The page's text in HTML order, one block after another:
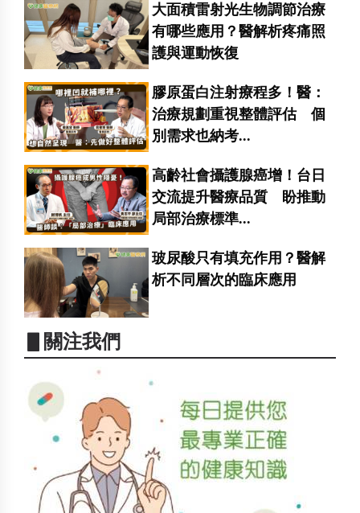
大面積雷射光生物調節治療
有哪些應用？醫解析疼痛照
護與運動恢復
膠原蛋白注射療程多！醫：
治療規劃重視整體評估 個
別需求也納考...
高齡社會攝護腺癌增！台日
交流提升醫療品質 盼推動
局部治療標準...
玻尿酸只有填充作用？醫解
析不同層次的臨床應用
▋關注我們